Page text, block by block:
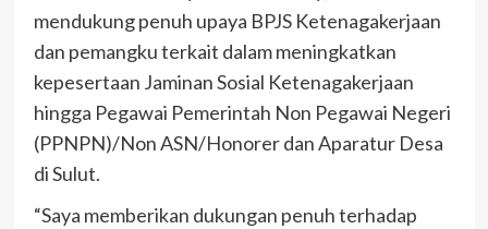
mendukung penuh upaya BPJS Ketenagakerjaan
dan pemangku terkait dalam meningkatkan
kepesertaan Jaminan Sosial Ketenagakerjaan
hingga Pegawai Pemerintah Non Pegawai Negeri
(PPNPN)/Non ASN/Honorer dan Aparatur Desa
di Sulut.
“Saya memberikan dukungan penuh terhadap